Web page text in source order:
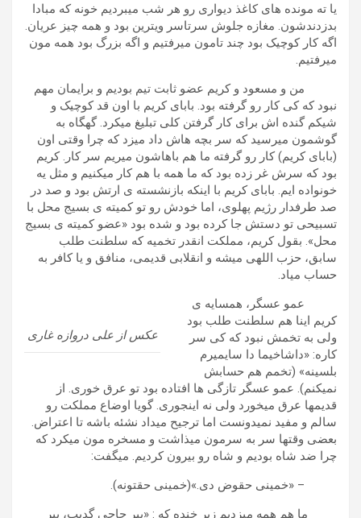
یا ته مونده های کاغذ دیواری رو هر شب میبردیم خونه که مبادا
بدزدندشون. مغازه جلوش سرتاسر ویترین بود و همه چیز عریان.
اگه کار کوچیک بود چند تامون میرفتیم و اگه بزرگ بود همه مون
میرفتیم.
من و مسعود و کریم عضو ثابت تیم بودیم و برایمان مهم
نبود که کی کار رو گرفته بود. بابای کریم با اون قد کوچیک و
شیکم گنده اش برای کار گرفتن کلی تبلیغ میکرد. گهگاه به
گوشمون میرسید که سر بچه هاش داد میزد که چرا وقتی اون
(بابای کریم) کار رو گرفته ما هم باهاشون میریم سر کار. کریم
بود که سرش غر زده بود که ما همه با هم کار میکنیم و مثل یه
خونواده ایم. بابای کریم با اینکه بازنشسته ی ارتش بود و صد در
صد طرفدار رژیم پهلوی، اما خودش رو تو کمیته ی بسیج محل با
تسبیحی تو دستش جا کرده بود و شده بود «عضو کمیته ی بسیج
محل». بقول کریم، مملکت انقدر تخمیه که سلطنت طلب
سابق، حزب اللهی میشه و انقلابی قدیمی، منافق و یا کافر به
حساب میاد.
عکس از علی دروازه غاری
عمو عسگر، همسایه ی
کریم اینا هم سلطنت طلب بود
ولی به تخمش نبود که کی سر
کاره: «داشاخیما دا سایمیرم
بلسینه» (تخمم هم حسابش
نمیکنم). عمو عسگر تازگی ها افتاده بود تو عرق خوری. از
قدیمها عرق میخورد ولی نه اینجوری. گویا اوضاع مملکت رو
سالم و مفید نمیدونست اما ترجیح میداد نشئه باشه تا اعتراض.
بعضی وقتها سر به سرمون میذاشت و مسخره مون میکرد که
چرا ضد شاه بودیم و شاه رو بیرون کردیم. میگفت:
– «خمینی حقوض دی.»(خمینی حقتونه).
ما هم همه میزدیم زیر خنده که : «بیر حاجی گدیب، بیر